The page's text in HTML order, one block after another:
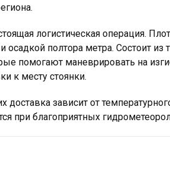
логистическая операция.
осадкой полтора метра. Состоит
помогают маневрировать на
к месту стоянки.
доставка зависит от
при благоприятных